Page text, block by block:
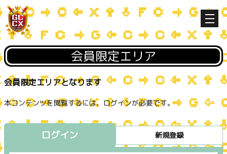
会員限定エリア
会員限定エリアとなります
本コンテンツを閲覧するには、ログインが必要です。
ログイン 新規登録